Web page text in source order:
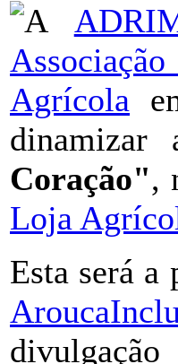
A
Agrícola
dinamizar
Coração",
Loja
Esta será